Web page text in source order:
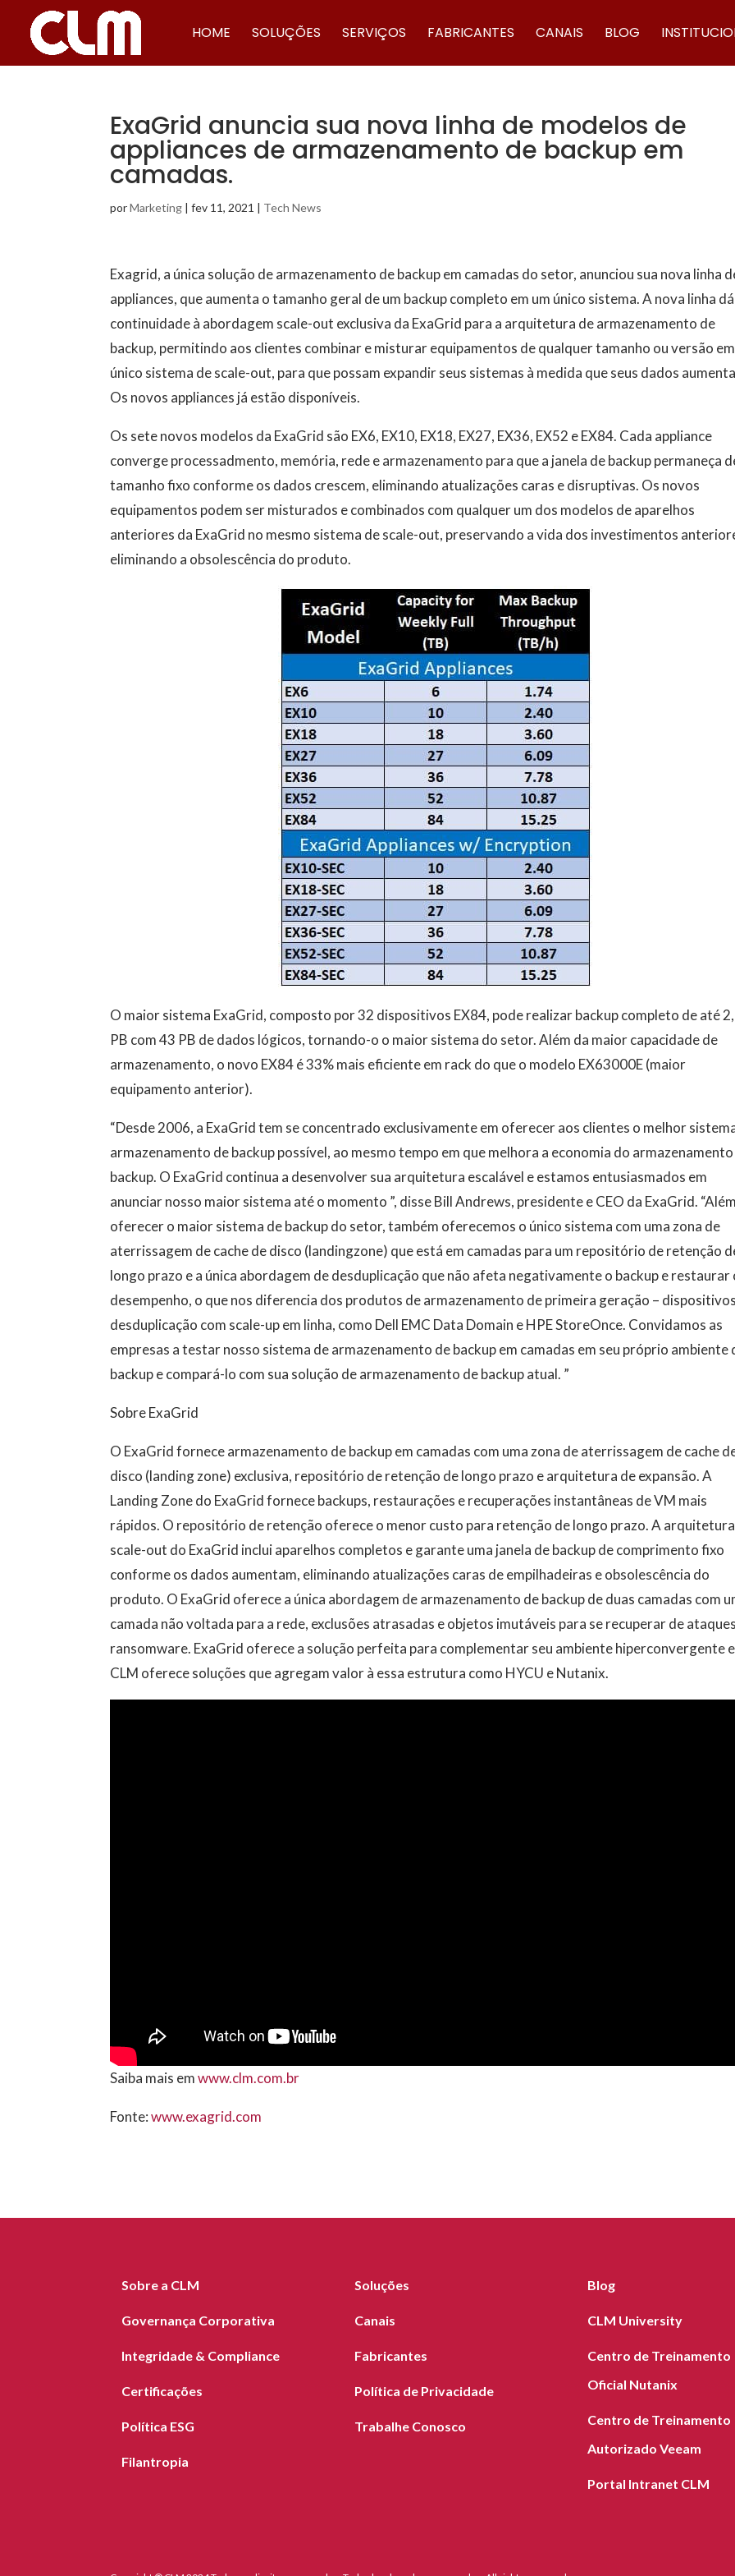
HOME SOLUÇÕES SERVIÇOS FABRICANTES CANAIS BLOG
ExaGrid anuncia sua nova linha de modelos de
appliances de armazenamento de backup em
camadas.
porMarketing |fev 11, 2021 | Tech News
Exagrid, a única solução de armazenamento de backup em camadas do setor, anunciou sua nova linha
appliances, que aumenta o tamanho geral de um backup completo em um único sistema. A nova linha dá
continuidade à abordagem scale-out exclusiva da ExaGrid para a arquitetura de armazenamento de
backup, permitindo aos clientes combinar e misturar equipamentos de qualquer tamanho ou versão
único sistema de scale-out, para que possam expandir seus sistemas à medida que seus dados
Os novos appliances já estão disponíveis.
Os sete novos modelos da ExaGrid são EX6, EX10, EX18, EX27, EX36, EX52 e EX84. Cada appliance
converge processadmento, memória, rede e armazenamento para que a janela de backup permaneça
tamanho fixo conforme os dados crescem, eliminando atualizações caras e disruptivas. Os novos
equipamentos podem ser misturados e combinados com qualquer um dos modelos de aparelhos
anteriores da ExaGrid no mesmo sistema de scale-out, preservando a vida dos investimentos
eliminando a obsolescência do produto.
O maior sistema ExaGrid, composto por 32 dispositivos EX84, pode realizar backup completo de até
PB com 43 PB de dados lógicos, tornando-o o maior sistema do setor. Além da maior capacidade de
armazenamento, o novo EX84 é 33% mais eficiente em rack do que o modelo EX63000E (maior
equipamento anterior).
“Desde 2006, a ExaGrid tem se concentrado exclusivamente em oferecer aos clientes o melhor
armazenamento de backup possível, ao mesmo tempo em que melhora a economia do
backup. O ExaGrid continua a desenvolver sua arquitetura escalável e estamos entusiasmados em
anunciar nosso maior sistema até o momento ”, disse Bill Andrews, presidente e CEO da ExaGrid.
oferecer o maior sistema de backup do setor, também oferecemos o único sistema com uma zona de
aterrissagem de cache de disco (landingzone) que está em camadas para um repositório de retenção
longo prazo e a única abordagem de desduplicação que não afeta negativamente o backup e restaurar
desempenho, o que nos diferencia dos produtos de armazenamento de primeira geração –
desduplicação com scale-up em linha, como Dell EMC Data Domain e HPE StoreOnce. Convidamos as
empresas a testar nosso sistema de armazenamento de backup em camadas em seu próprio ambiente
backup e compará-lo com sua solução de armazenamento de backup atual. ”
Sobre ExaGrid
O ExaGrid fornece armazenamento de backup em camadas com uma zona de aterrissagem de cache
disco (landing zone) exclusiva, repositório de retenção de longo prazo e arquitetura de expansão. A
Landing Zone do ExaGrid fornece backups, restaurações e recuperações instantâneas de VM mais
rápidos. O repositório de retenção oferece o menor custo para retenção de longo prazo. A arquitetura
scale-out do ExaGrid inclui aparelhos completos e garante uma janela de backup de comprimento fixo
conforme os dados aumentam, eliminando atualizações caras de empilhadeiras e obsolescência do
produto. O ExaGrid oferece a única abordagem de armazenamento de backup de duas camadas com
camada não voltada para a rede, exclusões atrasadas e objetos imutáveis ​​para se recuperar de
ransomware. ExaGrid oferece a solução perfeita para complementar seu ambiente hiperconvergente
CLM oferece soluções que agregam valor à essa estrutura como HYCU e Nutanix.
Saiba mais emwww.clm.com.br
Fonte:www.exagrid.com
Sobre a CLM
Governança Corporativa
Integridade & Compliance
Certificações
Política ESG
Filantropia
Soluções
Canais
Fabricantes
Política de Privacidade
Trabalhe Conosco
Blog
CLM University
Centro de Treinamento
Oficial Nutanix
Centro de Treinamento
Autorizado Veeam
Portal Intranet CLM